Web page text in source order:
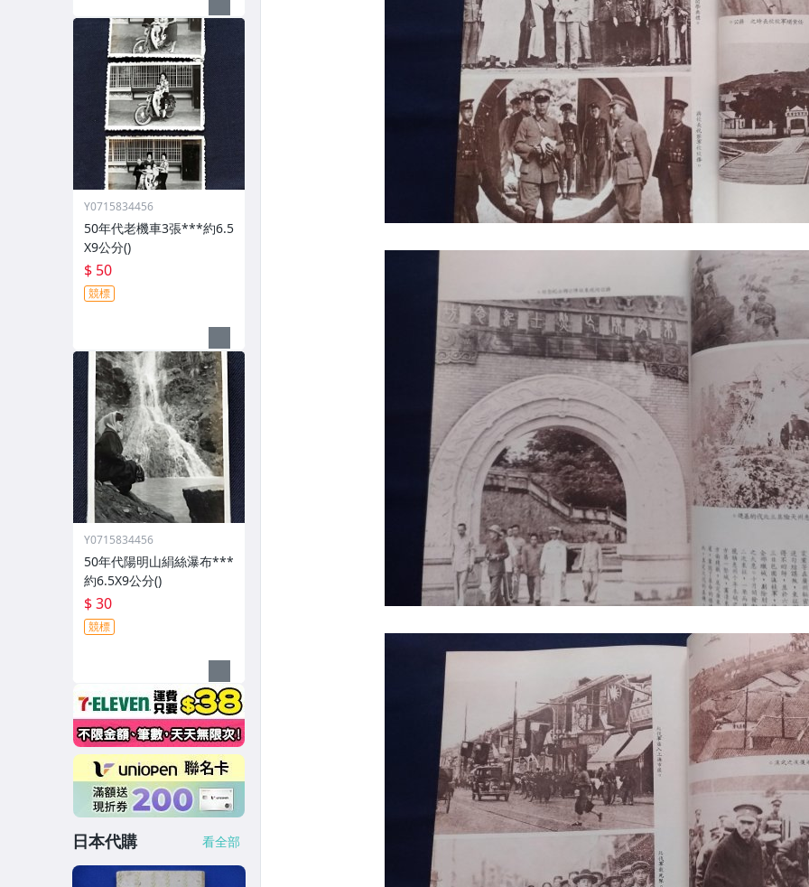
Y0715834456
50年代老機車3張***約6.5
X9公分()
$ 50
競標
Y0715834456
50年代陽明山絹絲瀑布***
約6.5X9公分()
$ 30
競標
日本代購 看全部